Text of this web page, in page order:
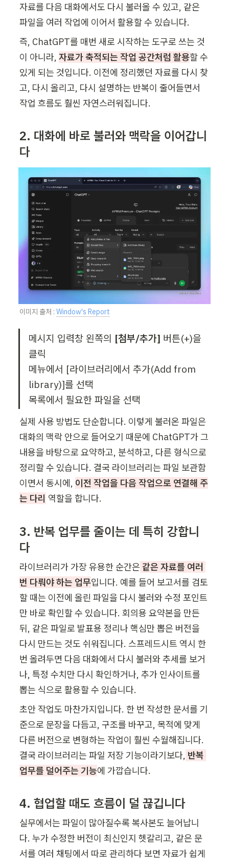
자료를 다음 대화에서도 다시 불러올 수 있고, 같은
파일을 여러 작업에 이어서 활용할 수 있습니다.
즉, ChatGPT를 매번 새로 시작하는 도구로 쓰는 것
이 아니라, 자료가 축적되는 작업 공간처럼 활용할 수
있게 되는 것입니다. 이전에 정리했던 자료를 다시 찾
고, 다시 올리고, 다시 설명하는 반복이 줄어들면서
작업 흐름도 훨씬 자연스러워집니다.
2. 대화에 바로 불러와 맥락을 이어갑니
다
이미지 출처 : Window's Report
메시지 입력창 왼쪽의 [첨부/추가] 버튼(+)을
클릭
메뉴에서 [라이브러리에서 추가(Add from
library)]를 선택
목록에서 필요한 파일을 선택
실제 사용 방법도 단순합니다. 이렇게 불러온 파일은
대화의 맥락 안으로 들어오기 때문에 ChatGPT가 그
내용을 바탕으로 요약하고, 분석하고, 다른 형식으로
정리할 수 있습니다. 결국 라이브러리는 파일 보관함
이면서 동시에, 이전 작업을 다음 작업으로 연결해 주
는 다리 역할을 합니다.
3. 반복 업무를 줄이는 데 특히 강합니
다
라이브러리가 가장 유용한 순간은 같은 자료를 여러
번 다뤄야 하는 업무입니다. 예를 들어 보고서를 검토
할 때는 이전에 올린 파일을 다시 불러와 수정 포인트
만 바로 확인할 수 있습니다. 회의용 요약본을 만든
뒤, 같은 파일로 발표용 정리나 핵심만 뽑은 버전을
다시 만드는 것도 쉬워집니다. 스프레드시트 역시 한
번 올려두면 다음 대화에서 다시 불러와 추세를 보거
나, 특정 수치만 다시 확인하거나, 추가 인사이트를
뽑는 식으로 활용할 수 있습니다.
초안 작업도 마찬가지입니다. 한 번 작성한 문서를 기
준으로 문장을 다듬고, 구조를 바꾸고, 목적에 맞게
다른 버전으로 변형하는 작업이 훨씬 수월해집니다.
결국 라이브러리는 파일 저장 기능이라기보다, 반복
업무를 덜어주는 기능에 가깝습니다.
4. 협업할 때도 흐름이 덜 끊깁니다
실무에서는 파일이 많아질수록 복사본도 늘어납니
다. 누가 수정한 버전이 최신인지 헷갈리고, 같은 문
서를 여러 채팅에서 따로 관리하다 보면 자료가 쉽게